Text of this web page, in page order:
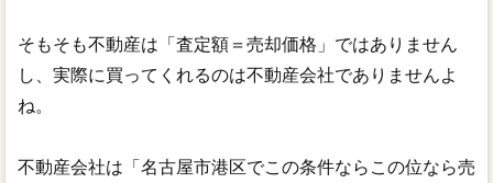
そもそも不動産は「査定額＝売却価格」ではありません
し、実際に買ってくれるのは不動産会社でありませんよ
ね。
不動産会社は「名古屋市港区でこの条件ならこの位なら売